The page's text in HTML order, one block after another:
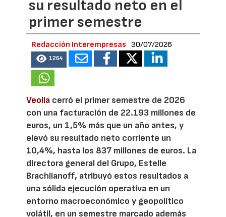
su resultado neto en el
primer semestre
Redacción Interempresas 30/07/2026
1264
Veolia cerró el primer semestre de 2026
con una facturación de 22.193 millones de
euros, un 1,5% más que un año antes, y
elevó su resultado neto corriente un
10,4%, hasta los 837 millones de euros. La
directora general del Grupo, Estelle
Brachlianoff, atribuyó estos resultados a
una sólida ejecución operativa en un
entorno macroeconómico y geopolítico
volátil, en un semestre marcado además